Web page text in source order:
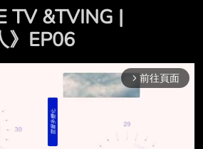
TV &TVING |
》EP06
arrow_forward_ios 前往頁面